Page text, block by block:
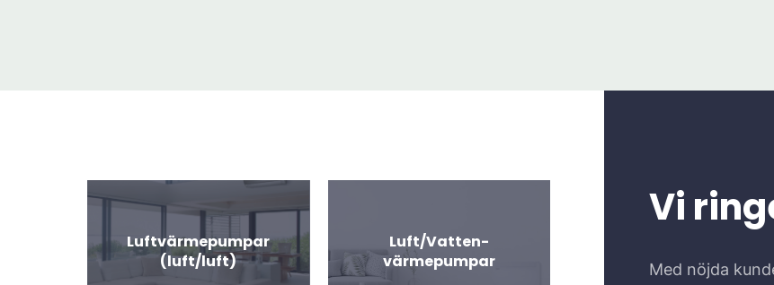
Luftvärmepumpar
(luft/luft)
Luft/Vatten-
värmepumpar
Vi
Med nöjda